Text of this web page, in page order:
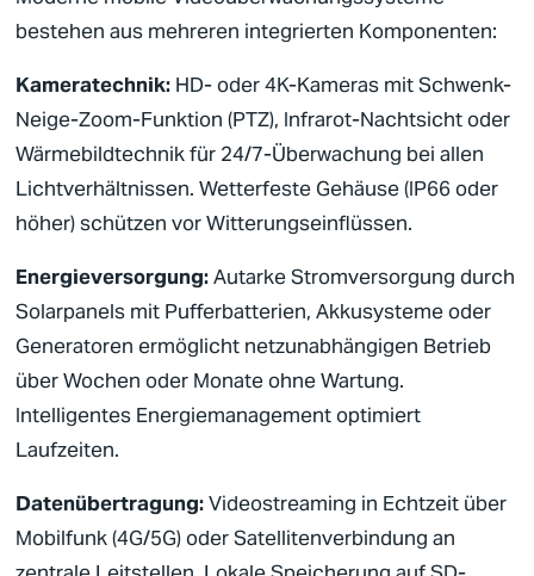
bestehen aus mehreren integrierten Komponenten:
Kameratechnik: HD- oder 4K-Kameras mit Schwenk-
Neige-Zoom-Funktion (PTZ), Infrarot-Nachtsicht oder
Wärmebildtechnik für 24/7-Überwachung bei allen
Lichtverhältnissen. Wetterfeste Gehäuse (IP66 oder
höher) schützen vor Witterungseinflüssen.
Energieversorgung:Autarke Stromversorgung durch
Solarpanels mit Pufferbatterien, Akkusysteme oder
Generatoren ermöglicht netzunabhängigen Betrieb
über Wochen oder Monate ohne Wartung.
Intelligentes Energiemanagement optimiert
Laufzeiten.
Datenübertragung:Videostreaming in Echtzeit über
Mobilfunk (4G/5G) oder Satellitenverbindung an